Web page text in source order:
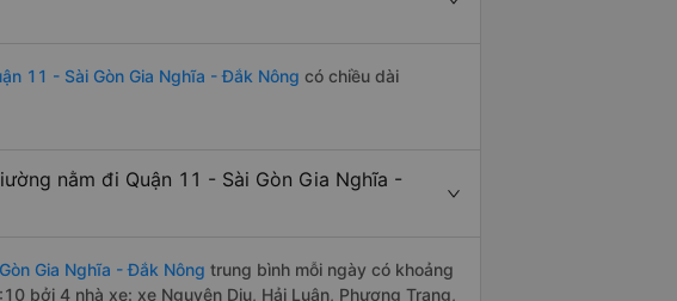
11 - Sài Gòn Gia Nghĩa - Đắk Nông có chiều dài
nằm đi Quận 11 - Sài Gòn Gia Nghĩa -
Gia Nghĩa - Đắk Nông trung bình mỗi ngày có khoảng
bởi 4 nhà xe: xe Nguyên Dịu, Hải Luân, Phương Trang,